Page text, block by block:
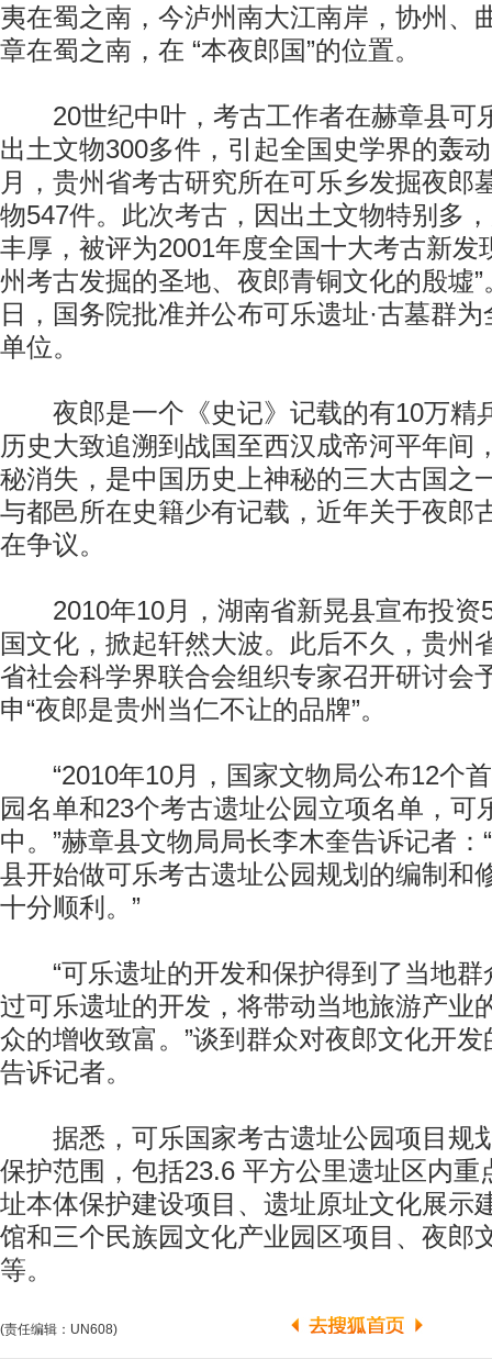
夷在蜀之南，今泸州南大江南岸，协州、
章在蜀之南，在 “本夜郎国”的位置。
20世纪中叶，考古工作者在赫章县可
出土文物300多件，引起全国史学界的轰
月，贵州省考古研究所在可乐乡发掘夜郎
物547件。此次考古，因出土文物特别多
丰厚，被评为2001年度全国十大考古新发
州考古发掘的圣地、夜郎青铜文化的殷墟”
日，国务院批准并公布可乐遗址·古墓群
单位。
夜郎是一个《史记》记载的有10万精
历史大致追溯到战国至西汉成帝河平年间
秘消失，是中国历史上神秘的三大古国之
与都邑所在史籍少有记载，近年关于夜郎
在争议。
2010年10月，湖南省新晃县宣布投资
国文化，掀起轩然大波。此后不久，贵州
省社会科学界联合会组织专家召开研讨会
申“夜郎是贵州当仁不让的品牌”。
“2010年10月，国家文物局公布12个
园名单和23个考古遗址公园立项名单，可
中。”赫章县文物局局长李木奎告诉记者：
县开始做可乐考古遗址公园规划的编制和
十分顺利。”
“可乐遗址的开发和保护得到了当地群
过可乐遗址的开发，将带动当地旅游产业
众的增收致富。”谈到群众对夜郎文化开
告诉记者。
据悉，可乐国家考古遗址公园项目规
保护范围，包括23.6 平方公里遗址区内重
址本体保护建设项目、遗址原址文化展示
馆和三个民族园文化产业园区项目、夜郎
等。
(责任编辑：UN608)